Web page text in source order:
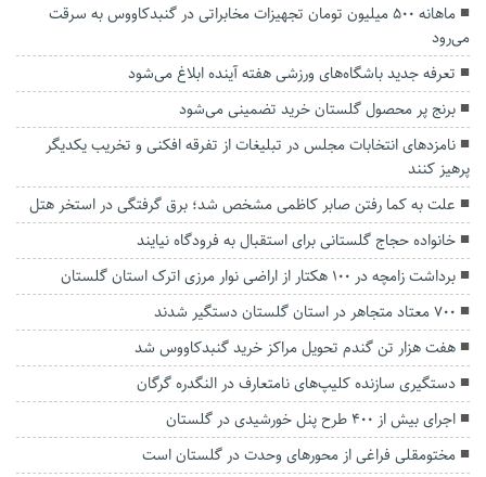
ماهانه ۵۰۰ میلیون تومان تجهیزات مخابراتی در گنبدکاووس به سرقت
می‌رود
تعرفه جدید باشگاه‌های ورزشی هفته آینده ابلاغ می‌شود
برنج پر محصول گلستان خرید تضمینی می‌شود
نامزد‌های انتخابات مجلس در تبلیغات از تفرقه افکنی و تخریب یکدیگر
پرهیز کنند
علت به کما رفتن صابر کاظمی مشخص شد؛ برق گرفتگی در استخر هتل
خانواده حجاج گلستانی برای استقبال به فرودگاه نیایند
برداشت زامچه در ۱٠٠ هکتار از اراضی نوار مرزی اترک استان گلستان
۷۰۰ معتاد متجاهر در استان گلستان دستگیر شدند
هفت هزار تن گندم تحویل مراکز خرید گنبدکاووس شد
دستگیری سازنده کلیپ‌های نامتعارف در النگدره گرگان
اجرای بیش از ۴۰۰ طرح پنل خورشیدی در گلستان
مختومقلی فراغی از محور‌های وحدت در گلستان است